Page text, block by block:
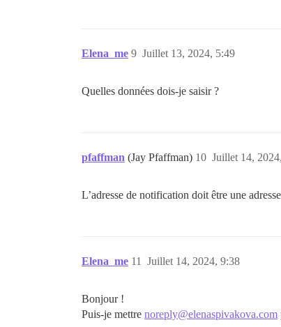
Elena_me Juillet 13, 2024, 5:49
9
Quelles données dois-je saisir ?
pfaffman (Jay Pfaffman) Juillet 14,
10
L’adresse de notification doit être une
Elena_me Juillet 14, 2024, 9:38
11
Bonjour !
Puis-je mettre noreply@elenaspivakova.com